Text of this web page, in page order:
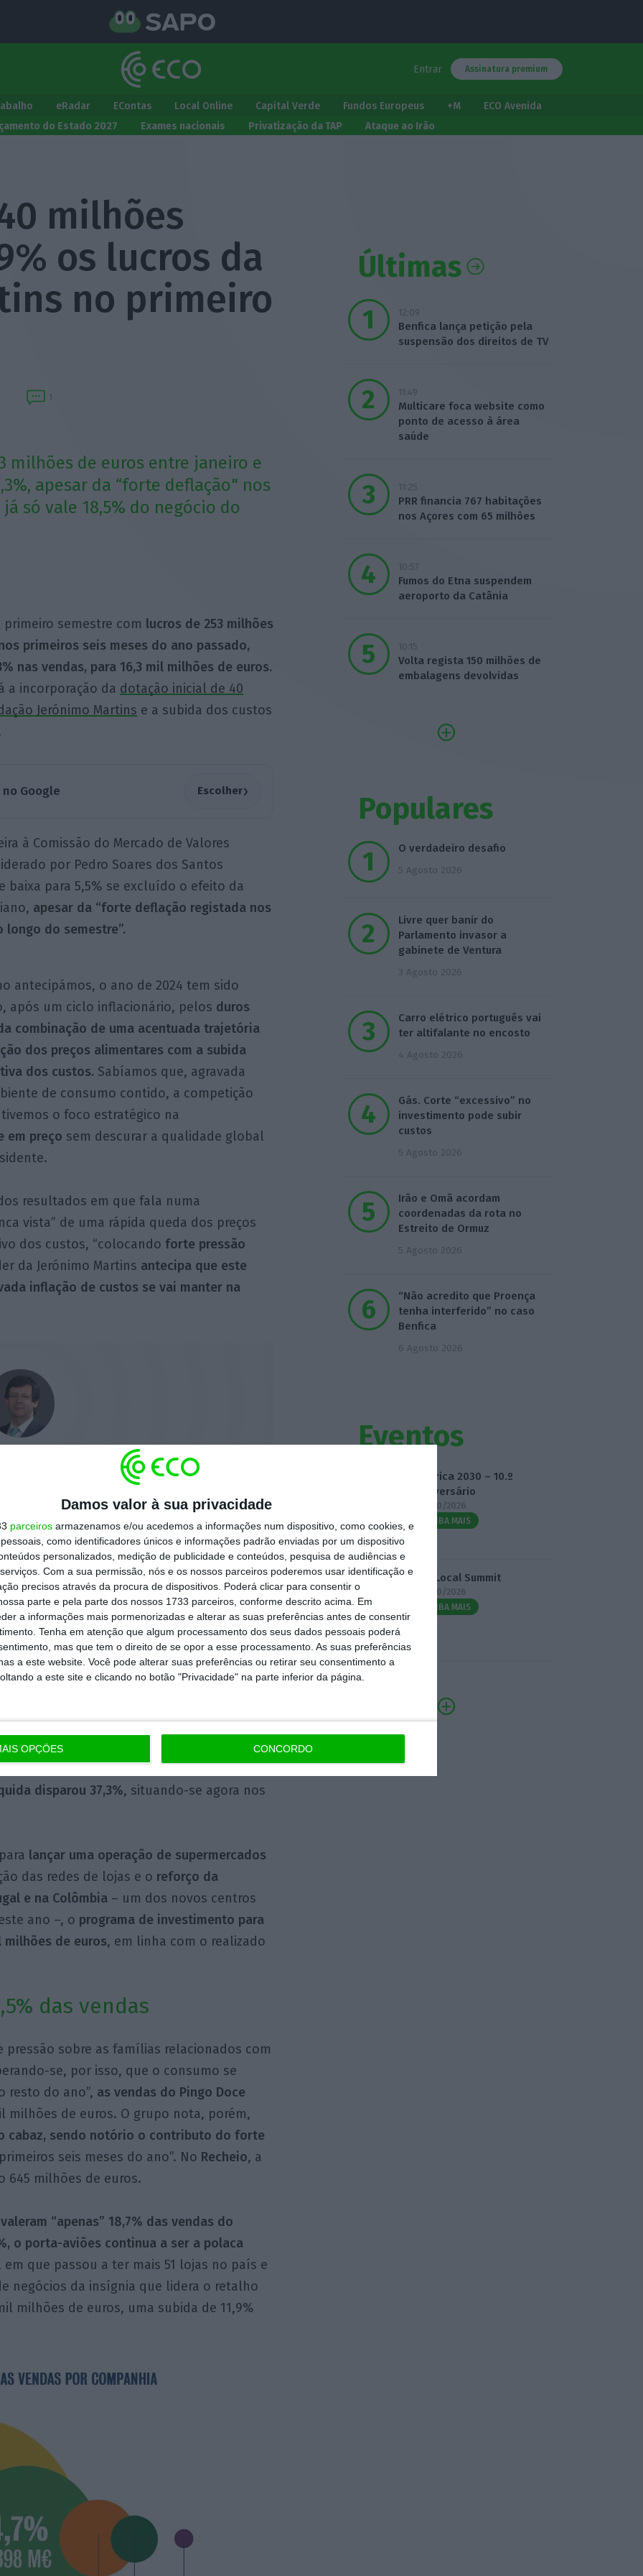
Damos valor à sua privacidade
parceiros armazenamos e/ou acedemos a informações num dispositivo, como cookies, e
como identificadores únicos e informações padrão enviadas por um dispositivo
personalizados, medição de publicidade e conteúdos, pesquisa de audiências e
Com a sua permissão, nós e os nossos parceiros poderemos usar identificação e
precisos através da procura de dispositivos. Poderá clicar para consentir o
parte e pela parte dos nossos 1733 parceiros, conforme descrito acima. Em
a informações mais pormenorizadas e alterar as suas preferências antes de consentir
Tenha em atenção que algum processamento dos seus dados pessoais poderá
mas que tem o direito de se opor a esse processamento. As suas preferências
a este website. Você pode alterar suas preferências ou retirar seu consentimento a
a este site e clicando no botão "Privacidade" na parte inferior da página.
OPÇÕES CONCORDO
Entrar Assinatura premium
eRadar EContas Local Online Capital Verde Fundos Europeus +M
ECO Avenida
do Estado 2027 Exames nacionais Privatização da TAP Ataque ao Irão
milhões
os lucros da
no primeiro
1
milhões de euros entre janeiro e
apesar da “forte deflação" nos
só vale 18,5% do negócio do
semestre com lucros de 253 milhões
primeiros seis meses do ano passado,
nas vendas, para 16,3 mil milhões de euros.
a incorporação da dotação inicial de 40
Jerónimo Martins e a subida dos custos
Google Escolher›
à Comissão do Mercado de Valores
por Pedro Soares dos Santos
baixa para 5,5% se excluído o efeito da
apesar da “forte deflação registada nos
longo do semestre”.
antecipámos, o ano de 2024 tem sido
após um ciclo inflacionário, pelos duros
combinação de uma acentuada trajetória
dos preços alimentares com a subida
dos custos. Sabíamos que, agravada
de consumo contido, a competição
o foco estratégico na
em preço sem descurar a qualidade global
resultados em que fala numa
vista” de uma rápida queda dos preços
dos custos, “colocando forte pressão
da Jerónimo Martins antecipa que este
inflação de custos se vai manter na
visibilidade sobre a
dos consumidores
prevemos que o
alimentar e elevada
mantenha ao longo do
semestre.”
dos Santos
da Jerónimo Martins
subiu 3,5%, para mil milhões de euros,
preço e da desalavancagem operacional”.
baseface ao primeiro semestre do ano
disparou 37,3%, situando-se agora nos
lançar uma operação de supermercados
das redes de lojas e o reforço da
e na Colômbia– um dos novos centros
ano –, o programa de investimento para
milhões de euros, em linha com o realizado
das vendas
pressão sobre as famílias relacionados com
se, por isso, que o consumo se
resto do ano”, as vendas do Pingo Doce
milhões de euros. O grupo nota, porém,
cabaz, sendo notório o contributo do forte
seis meses do ano”. No Recheio, a
645 milhões de euros.
“apenas” 18,7% das vendas do
o porta-aviões continua a ser a polaca
que passou a ter mais 51 lojas no país e
negócios da insígnia que lidera o retalho
milhões de euros, uma subida de 11,9%
Últimas
12:09
Benfica lança petição pela
suspensão dos direitos de TV
11:49
Multicare foca website como
ponto de acesso à área
saúde
11:25
PRR financia 767 habitações
nos Açores com 65 milhões
10:57
Fumos do Etna suspendem
aeroporto da Catânia
10:15
Volta regista 150 milhões de
embalagens devolvidas
Populares
O verdadeiro desafio
5 Agosto 2026
Livre quer banir do
Parlamento invasor a
gabinete de Ventura
3 Agosto 2026
Carro elétrico português vai
ter altifalante no encosto
4 Agosto 2026
Gás. Corte “excessivo” no
investimento pode subir
custos
5 Agosto 2026
Irão e Omã acordam
coordenadas da rota no
Estreito de Ormuz
5 Agosto 2026
“Não acredito que Proença
tenha interferido” no caso
Benfica
6 Agosto 2026
Eventos
Fábrica 2030 – 10.º
Aniversário
14/10/2026
SAIBA MAIS
3.º Local Summit
07/10/2026
SAIBA MAIS